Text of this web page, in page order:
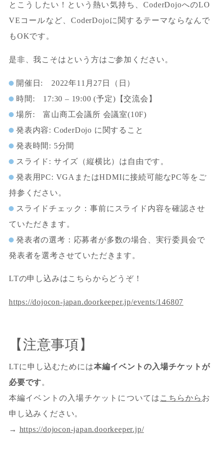
とこうしたい！という熱い気持ち、CoderDojoへのLO
VEコールなど、CoderDojoに関するテーマならなんで
もOKです。
是非、我こそはという方はご参加ください。
開催日: 2022年11月27日（日）
時間: 17:30 – 19:00 (予定)【交流会】
場所: 富山商工会議所 会議室(10F)
発表内容: CoderDojo に関すること
発表時間: 5分間
スライド: サイズ（縦横比）は自由です。
発表用PC: VGAまたはHDMIに接続可能なPC等をご
持参ください。
スライドチェック：事前にスライド内容を確認させ
ていただきます。
発表者の選考：応募者が多数の場合、実行委員会で
発表者を選考させていただきます。
LTの申し込みはこちらからどうぞ！
https://dojocon-japan.doorkeeper.jp/events/146807
【注意事項】
LTに申し込むためには本編イベントの入場チケットが
必要です。
本編イベントの入場チケットについては こちらから お
申し込みください。
→ https://dojocon-japan.doorkeeper.jp/